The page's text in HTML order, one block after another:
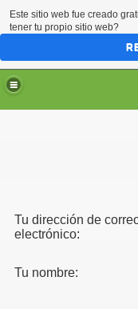
Tu dirección de
electrónico:
Tu nombre:
Este sitio web fue creado
tener tu propio sitio web?